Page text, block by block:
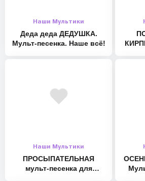
Наши Мультики
Деда деда ДЕДУШКА.
Мульт-песенка. Наше всё!
Наши Мультики
ПРОСЫПАТЕЛЬНАЯ
мульт-песенка для